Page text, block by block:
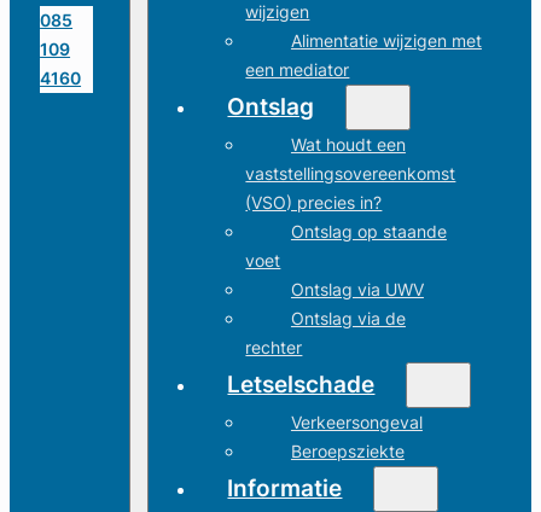
085
109
4160
wijzigen
Alimentatie wijzigen met
een mediator
Ontslag
Wat houdt een
vaststellingsovereenkomst
(VSO) precies in?
Ontslag op staande
voet
Ontslag via UWV
Ontslag via de
rechter
Letselschade
Verkeersongeval
Beroepsziekte
Informatie